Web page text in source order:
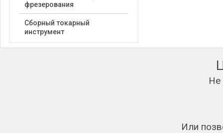
фрезерования
Сборный токарный
инструмент
Не
Или